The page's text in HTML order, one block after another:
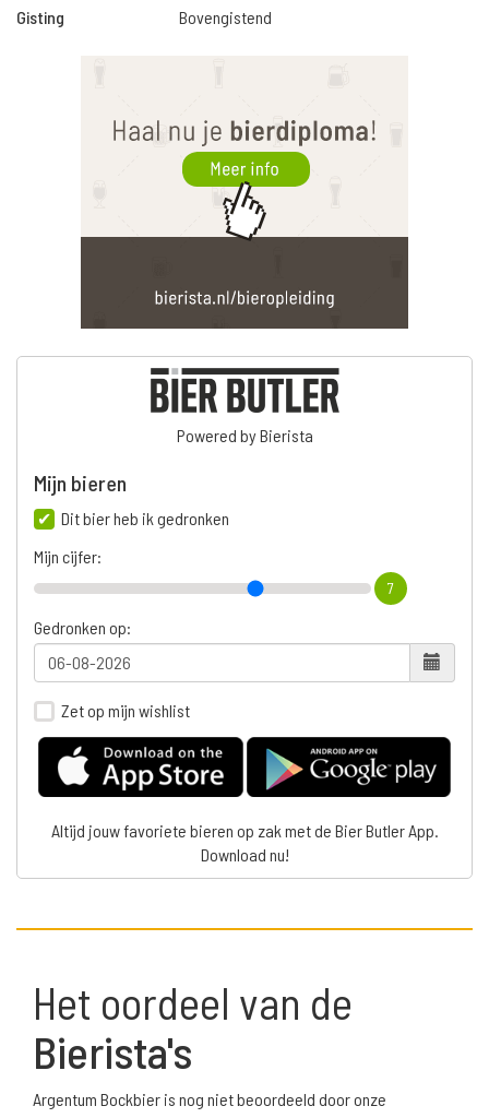
Gisting
Bovengistend
Powered by Bierista
Mijn bieren
Dit bier heb ik gedronken
Mijn cijfer:
7
Gedronken op:
Zet op mijn wishlist
Altijd jouw favoriete bieren op zak met de Bier Butler App.
Download nu!
Het oordeel van de
Bierista's
Argentum Bockbier is nog niet beoordeeld door onze